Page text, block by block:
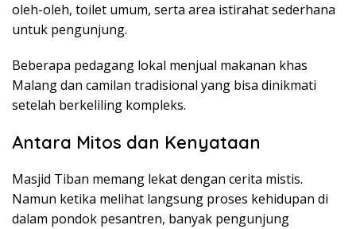
oleh-oleh, toilet umum, serta area istirahat sederhana
untuk pengunjung.
Beberapa pedagang lokal menjual makanan khas
Malang dan camilan tradisional yang bisa dinikmati
setelah berkeliling kompleks.
Antara Mitos dan Kenyataan
Masjid Tiban memang lekat dengan cerita mistis.
Namun ketika melihat langsung proses kehidupan di
dalam pondok pesantren, banyak pengunjung